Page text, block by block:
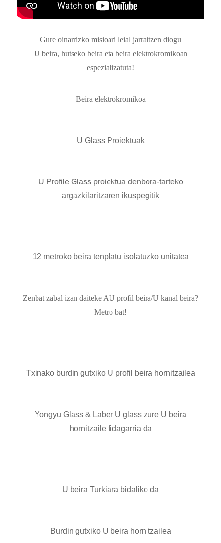
Gure oinarrizko misioari leial jarraitzen diogu
U beira, hutseko beira eta beira elektrokromikoan
espezializatuta!
Beira elektrokromikoa
U Glass Proiektuak
U Profile Glass proiektua denbora-tarteko
argazkilaritzaren ikuspegitik
12 metroko beira tenplatu isolatuzko unitatea
Zenbat zabal izan daiteke AU profil beira/U kanal beira?
Metro bat!
Txinako burdin gutxiko U profil beira hornitzailea
Yongyu Glass & Laber U glass zure U beira
hornitzaile fidagarria da
U beira Turkiara bidaliko da
Burdin gutxiko U beira hornitzailea